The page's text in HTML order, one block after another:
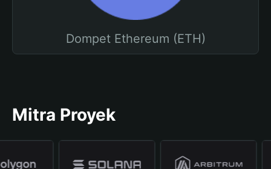
Dompet Ethereum (ETH)
Mitra Proyek